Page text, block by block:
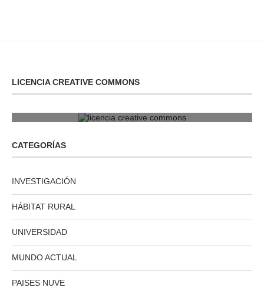
LICENCIA CREATIVE COMMONS
CATEGORÍAS
INVESTIGACIÓN
HÁBITAT RURAL
UNIVERSIDAD
MUNDO ACTUAL
PAISES NUVE